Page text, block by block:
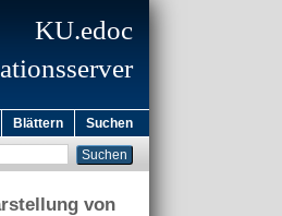
KU.edoc
Blättern Suchen
von